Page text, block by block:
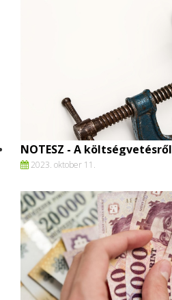
NOTESZ - A költségvetésről
2023. oktober 11.